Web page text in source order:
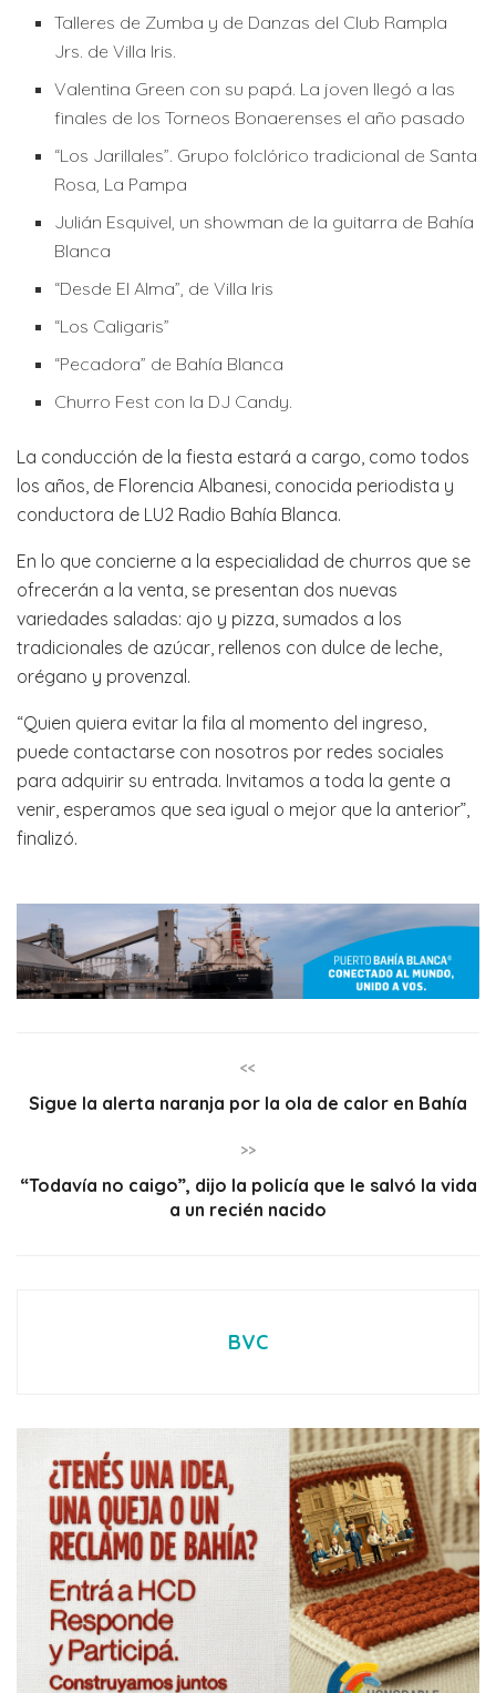
Talleres de Zumba y de Danzas del Club Rampla
Jrs. de Villa Iris.
Valentina Green con su papá. La joven llegó a las
finales de los Torneos Bonaerenses el año pasado
“Los Jarillales”. Grupo folclórico tradicional de Santa
Rosa, La Pampa
Julián Esquivel, un showman de la guitarra de Bahía
Blanca
“Desde El Alma”, de Villa Iris
“Los Caligaris”
“Pecadora” de Bahía Blanca
Churro Fest con la DJ Candy.
La conducción de la fiesta estará a cargo, como todos
los años, de Florencia Albanesi, conocida periodista y
conductora de LU2 Radio Bahía Blanca.
En lo que concierne a la especialidad de churros que se
ofrecerán a la venta, se presentan dos nuevas
variedades saladas: ajo y pizza, sumados a los
tradicionales de azúcar, rellenos con dulce de leche,
orégano y provenzal.
“Quien quiera evitar la fila al momento del ingreso,
puede contactarse con nosotros por redes sociales
para adquirir su entrada. Invitamos a toda la gente a
venir, esperamos que sea igual o mejor que la anterior”,
finalizó.
<<
Sigue la alerta naranja por la ola de calor en Bahía
>>
“Todavía no caigo”, dijo la policía que le salvó la vida
a un recién nacido
BVC